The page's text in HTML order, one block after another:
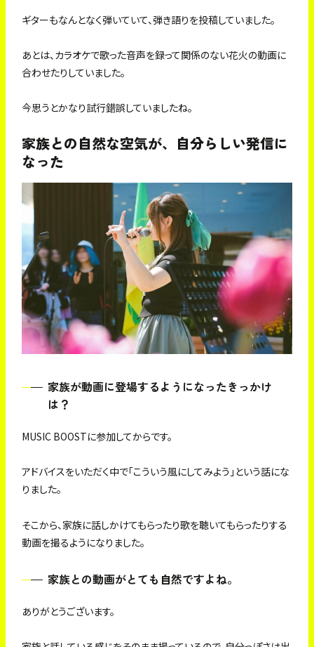
ギターもなんとなく弾いていて、弾き語りを投稿していました。
あとは、カラオケで歌った音声を録って関係のない花火の動画に
合わせたりしていました。
今思うとかなり試行錯誤していましたね。
家族との自然な空気が、自分らしい発信に
なった
家族が動画に登場するようになったきっかけ
は？
MUSIC BOOSTに参加してからです。
アドバイスをいただく中で「こういう風にしてみよう」という話にな
りました。
そこから、家族に話しかけてもらったり歌を聴いてもらったりする
動画を撮るようになりました。
家族との動画がとても自然ですよね。
ありがとうございます。